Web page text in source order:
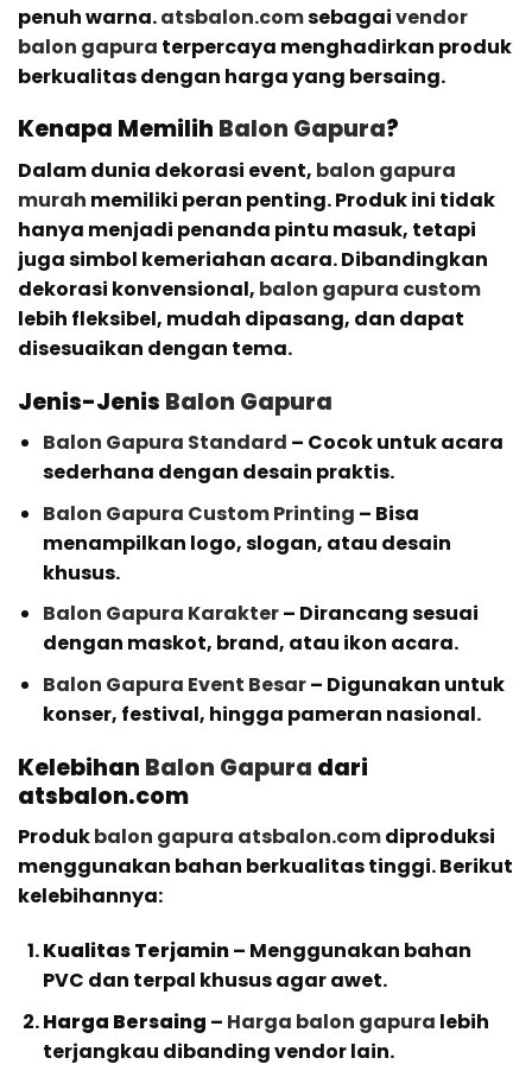
penuh warna.atsbalon.comsebagaivendor
balon gapura terpercaya menghadirkan produk
berkualitas dengan harga yang bersaing.
Kenapa Memilih Balon Gapura?
Dalam dunia dekorasi event, balon gapura
murah memiliki peran penting. Produk ini tidak
hanya menjadi penanda pintu masuk, tetapi
juga simbol kemeriahan acara. Dibandingkan
dekorasi konvensional, balon gapura custom
lebih fleksibel, mudah dipasang, dan dapat
disesuaikan dengan tema.
Jenis-Jenis Balon Gapura
Balon Gapura Standard – Cocok untuk acara
sederhana dengan desain praktis.
Balon Gapura Custom Printing – Bisa
menampilkan logo, slogan, atau desain
khusus.
Balon Gapura Karakter– Dirancang sesuai
dengan maskot, brand, atau ikon acara.
Balon Gapura Event Besar– Digunakan untuk
konser, festival, hingga pameran nasional.
Kelebihan Balon Gapura dari
atsbalon.com
Produkbalon gapura atsbalon.comdiproduksi
menggunakan bahan berkualitas tinggi. Berikut
kelebihannya:
Kualitas Terjamin– Menggunakan bahan
PVC dan terpal khusus agar awet.
Harga Bersaing – Harga balon gapura lebih
terjangkau dibanding vendor lain.